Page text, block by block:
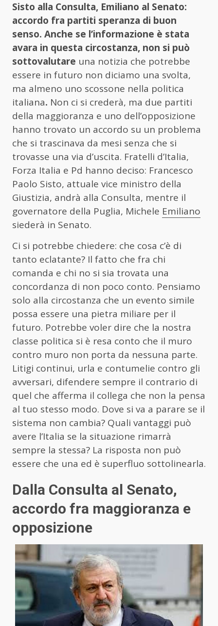
Sisto alla Consulta, Emiliano al Senato:
accordo fra partiti speranza di buon
senso. Anche se l’informazione è stata
avara in questa circostanza, non si può
sottovalutare una notizia che potrebbe
essere in futuro non diciamo una svolta,
ma almeno uno scossone nella politica
italiana. Non ci si crederà, ma due partiti
della maggioranza e uno dell’opposizione
hanno trovato un accordo su un problema
che si trascinava da mesi senza che si
trovasse una via d’uscita. Fratelli d’Italia,
Forza Italia e Pd hanno deciso: Francesco
Paolo Sisto, attuale vice ministro della
Giustizia, andrà alla Consulta, mentre il
governatore della Puglia, Michele Emiliano
siederà in Senato.
Ci si potrebbe chiedere: che cosa c’è di
tanto eclatante? Il fatto che fra chi
comanda e chi no si sia trovata una
concordanza di non poco conto. Pensiamo
solo alla circostanza che un evento simile
possa essere una pietra miliare per il
futuro. Potrebbe voler dire che la nostra
classe politica si è resa conto che il muro
contro muro non porta da nessuna parte.
Litigi continui, urla e contumelie contro gli
avversari, difendere sempre il contrario di
quel che afferma il collega che non la pensa
al tuo stesso modo. Dove si va a parare se il
sistema non cambia? Quali vantaggi può
avere l’Italia se la situazione rimarrà
sempre la stessa? La risposta non può
essere che una ed è superfluo sottolinearla.
Dalla Consulta al Senato,
accordo fra maggioranza e
opposizione